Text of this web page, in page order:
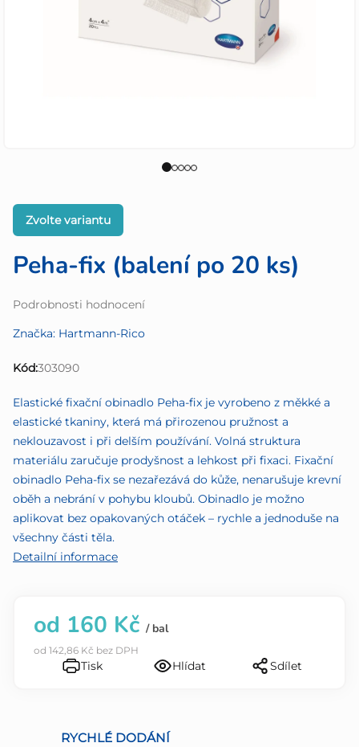
Peha-fix (balení po 20 ks)
Průměrné
produktu
0,0
Podrobnosti hodnocení
Značka: Hartmann-Rico
Kód:303090
Zvolte variantu
Elastické fixační obinadlo Peha-fix je vyrobeno z měkké a
elastické tkaniny, která má přirozenou pružnost a
neklouzavost i při delším používání. Volná struktura
materiálu zaručuje prodyšnost a lehkost při fixaci. Fixační
obinadlo Peha-fix se nezařezává do kůže, nenarušuje krevní
oběh a nebrání v pohybu kloubů. Obinadlo je možno
aplikovat bez opakovaných otáček – rychle a jednoduše na
všechny části těla.
Detailní informace
od 160 Kč / bal
od 142,86 Kč bez DPH
Tisk Hlídat Sdílet
RYCHLÉ DODÁNÍ